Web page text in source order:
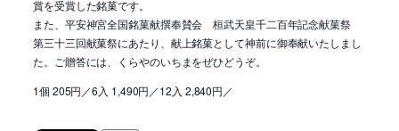
賞を受賞した銘菓です。
また、平安神宮全国銘菓献撰奉賛会 桓武天皇千二百年記念献菓祭
第三十三回献菓祭にあたり、献上銘菓として神前に御奉献いたしまし
た。ご贈答には、くらやのいちまをぜひどうぞ。
1個 205円／6入 1,490円／12入 2,840円／